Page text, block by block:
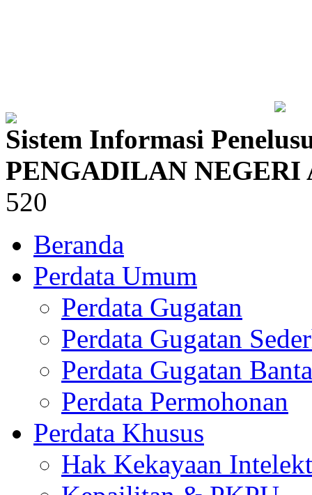
Sistem Informasi
PENGADILAN
520
Beranda
Perdata Umum
Perdata Gugatan
Perdata Gugatan
Perdata Gugatan
Perdata Permohonan
Perdata Khusus
Hak Kekayaan